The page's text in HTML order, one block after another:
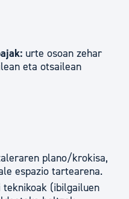
urte osoan zehar
eta otsailean
plano/krokisa,
espazio tartearena.
teknikoak (ibilgailuen